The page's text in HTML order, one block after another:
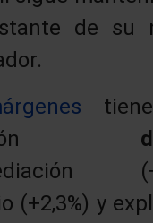
de su
(+2,3%) y